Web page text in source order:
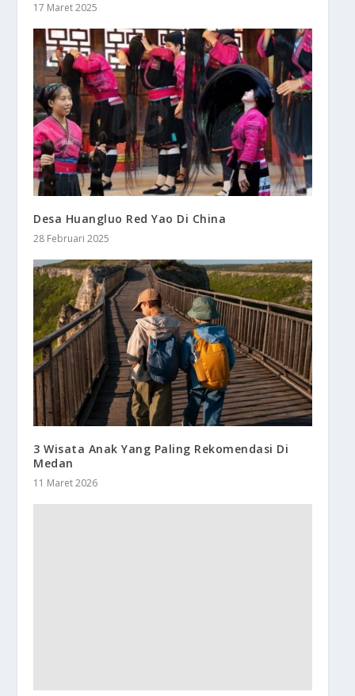
17 Maret 2025
Desa Huangluo Red Yao Di China
28 Februari 2025
3 Wisata Anak Yang Paling Rekomendasi Di
Medan
11 Maret 2026